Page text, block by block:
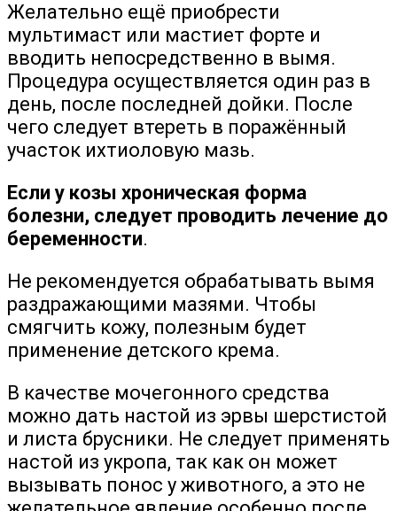
Желательно ещё приобрести
мультимаст или мастиет форте и
вводить непосредственно в вымя.
Процедура осуществляется один раз в
день, после последней дойки. После
чего следует втереть в поражённый
участок ихтиоловую мазь.
Если у козы хроническая форма
болезни, следует проводить лечение до
беременности.
Не рекомендуется обрабатывать вымя
раздражающими мазями. Чтобы
смягчить кожу, полезным будет
применение детского крема.
В качестве мочегонного средства
можно дать настой из эрвы шерстистой
и листа брусники. Не следует применять
настой из укропа, так как он может
вызывать понос у животного, а это не